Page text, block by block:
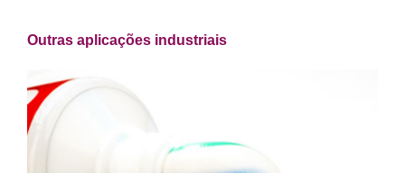
Outras aplicações industriais